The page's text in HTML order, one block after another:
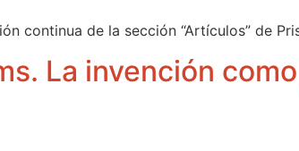
continua de la sección “Artículos” de
La invención